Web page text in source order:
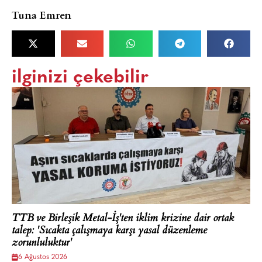
Tuna Emren
ilginizi çekebilir
TTB ve Birleşik Metal-İş'ten iklim krizine dair ortak
talep: 'Sıcakta çalışmaya karşı yasal düzenleme
zorunluluktur'
6 Ağustos 2026